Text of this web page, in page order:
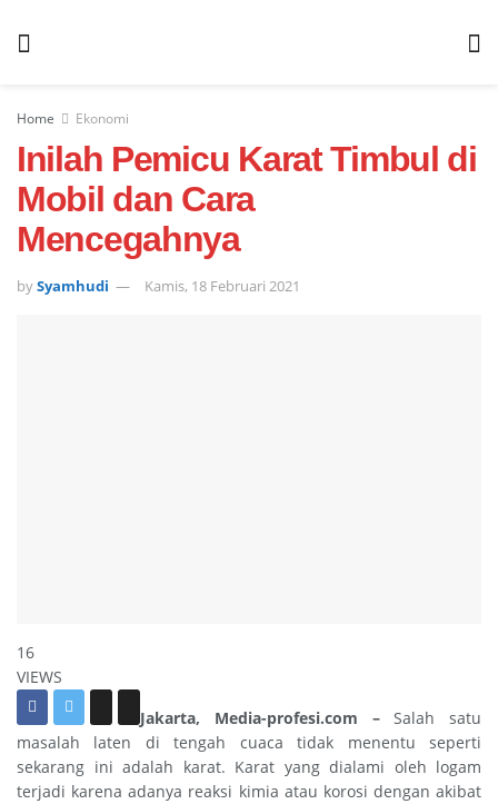
Home Ekonomi
Inilah Pemicu Karat Timbul di
Mobil dan Cara
Mencegahnya
bySyamhudi Kamis, 18 Februari 2021
16
VIEWS
Jakarta, Media-profesi.com –Salah satu
masalah laten di tengah cuaca tidak menentu seperti
sekarang ini adalah karat. Karat yang dialami oleh logam
terjadi karena adanya reaksi kimia atau korosi dengan akibat